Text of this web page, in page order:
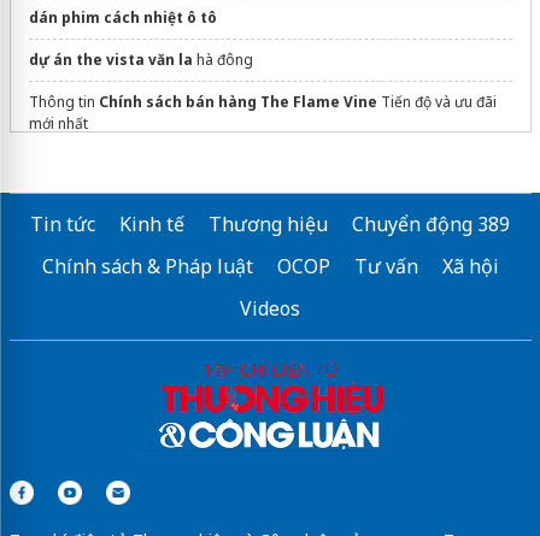
dán phim cách nhiệt ô tô
dự án the vista văn la hà đông
Thông tin Chính sách bán hàng The Flame Vine Tiến độ và ưu đãi
mới nhất
Tin tức Kinh tế Thương hiệu
Chuyển động 389
Chính sách & Pháp luật
OCOP Tư vấn
Xã hội
Videos